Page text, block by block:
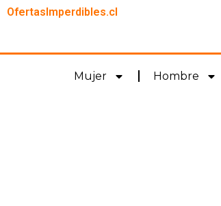
OfertasImperdibles.cl
Mujer Hombre